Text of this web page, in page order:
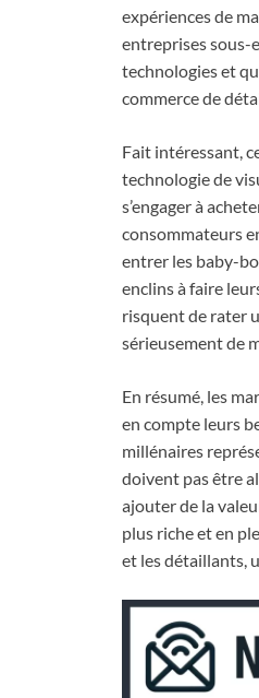
expériences de
entreprises sous-
technologies et
commerce de
Fait intéressant,
technologie de
s’engager à
consommateurs
entrer les baby-
enclins à faire
risquent de rater
sérieusement de
En résumé, les
en compte leurs
millénaires
doivent pas être
ajouter de la
plus riche et en
et les détaillants,